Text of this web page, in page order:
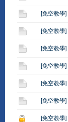
[免空教學]
[免空教學]
[免空教學]
[免空教學]
[免空教學]
[免空教學]
[免空教學]